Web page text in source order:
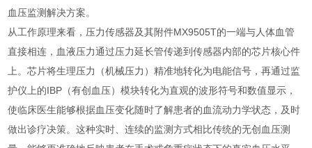
血压监测解决方案。
从工作原理来看，压力传感器及其附件MX9505T的一端与人体血管
直接相连，血液压力通过压力延长管传递到传感器内部的芯片核心件
上。芯片将生理压力（机械压力）精准地转化为电能信号，再通过监
护仪上的IBP（有创血压）模块转化为直观的波形符号和数值显示，
使临床医生能够根据血压变化随时了解患者的血流动力学状态，及时
做出诊疗决策。这种实时、连续的监测方式相比传统的无创血压测